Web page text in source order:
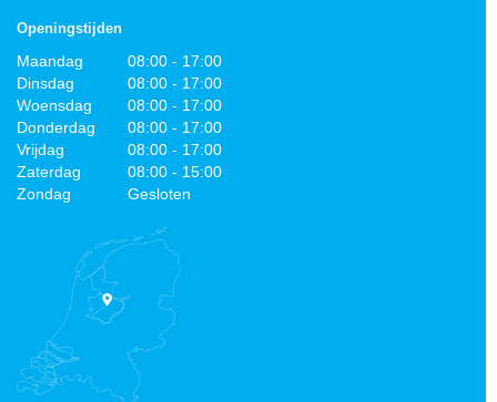
Openingstijden
Maandag
08:00 - 17:00
Dinsdag
08:00 - 17:00
Woensdag
08:00 - 17:00
Donderdag
08:00 - 17:00
Vrijdag
08:00 - 17:00
Zaterdag
08:00 - 15:00
Zondag
Gesloten